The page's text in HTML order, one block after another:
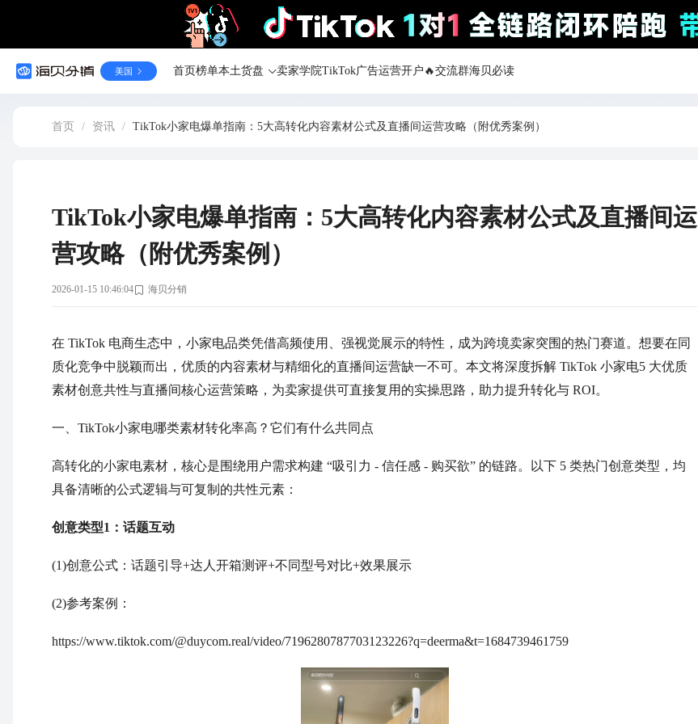
美国 首页榜单本土货盘 卖家学院TikTok广告运营开户 🔥交流群海贝必读
首页 / 资讯 / TikTok小家电爆单指南：5大高转化内容素材公式及直播间运营攻略（附优秀案例）
TikTok小家电爆单指南：5大高转化内容素材公式及直播间运
营攻略（附优秀案例）
2026-01-15 10:46:04 海贝分销
在 TikTok 电商生态中，小家电品类凭借高频使用、强视觉展示的特性，成为跨境卖家突围的热门赛道。想要在同
质化竞争中脱颖而出，优质的内容素材与精细化的直播间运营缺一不可。本文将深度拆解 TikTok 小家电5 大优质
素材创意共性与直播间核心运营策略，为卖家提供可直接复用的实操思路，助力提升转化与 ROI。
一、TikTok小家电哪类素材转化率高？它们有什么共同点
高转化的小家电素材，核心是围绕用户需求构建 “吸引力 - 信任感 - 购买欲” 的链路。以下 5 类热门创意类型，均
具备清晰的公式逻辑与可复制的共性元素：
创意类型1：话题互动
(1)创意公式：话题引导+达人开箱测评+不同型号对比+效果展示
(2)参考案例：
https://www.tiktok.com/@duycom.real/video/7196280787703123226?q=deerma&t=1684739461759